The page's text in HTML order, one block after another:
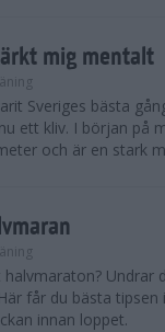
mig mentalt
Sveriges bästa
ett kliv. I början på
och är en stark
Undrar
får du bästa
innan loppet.